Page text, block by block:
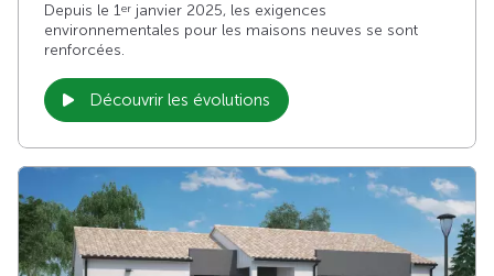
Depuis le 1er janvier 2025, les exigences
environnementales pour les maisons neuves se sont
renforcées.
Découvrir les évolutions